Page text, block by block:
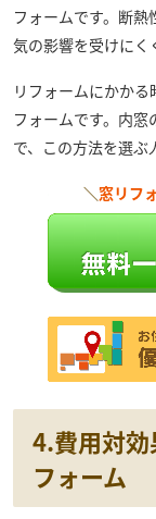
フォームです。断
気の影響を受けにく
リフォームにかか
フォームです。内
で、この方法を選ぶ
＼窓リフ
4.費用対効
フォーム